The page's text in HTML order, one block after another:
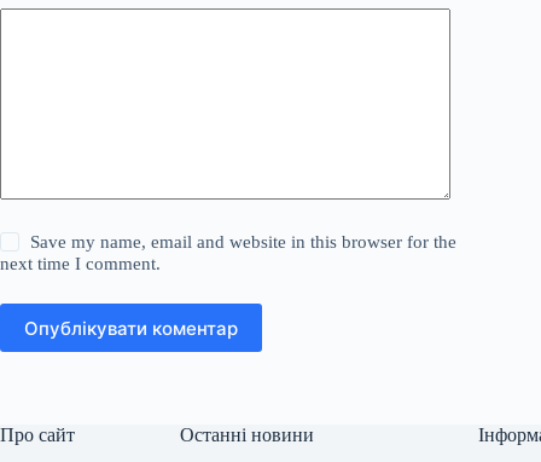
Save my name, email and website in this browser for the
next time I comment.
Опублікувати коментар
Про сайт Останні новини